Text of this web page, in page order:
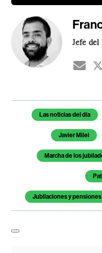
Jefé del
Temas de este artículo
Las noticias del día
Javier Milei
Marcha de los
Jubilaciones y